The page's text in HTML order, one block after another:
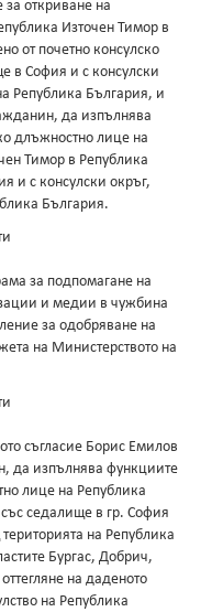
откриване на
Източен Тимор в
от почетно консулско
в София и с консулски
Република България, и
да изпълнява
длъжностно лице на
Тимор в Република
и с консулски окръг,
България.
за подпомагане на
и медии в чужбина
за одобряване на
на Министерството на
съгласие Борис Емилов
да изпълнява функциите
лице на Република
седалище в гр. София
на Република
Бургас, Добрич,
на даденото
на Република